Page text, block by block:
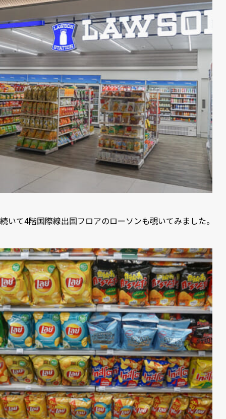
続いて4階国際線出国フロアのローソンも覗いてみました。